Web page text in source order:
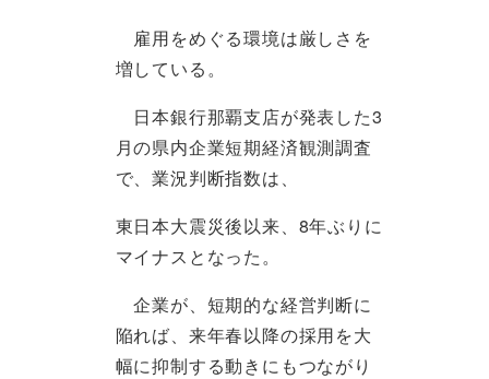
雇用をめぐる環境は厳しさを
増している。
日本銀行那覇支店が発表した3
月の県内企業短期経済観測調査
で、業況判断指数は、
東日本大震災後以来、8年ぶりに
マイナスとなった。
企業が、短期的な経営判断に
陥れば、来年春以降の採用を大
幅に抑制する動きにもつながり